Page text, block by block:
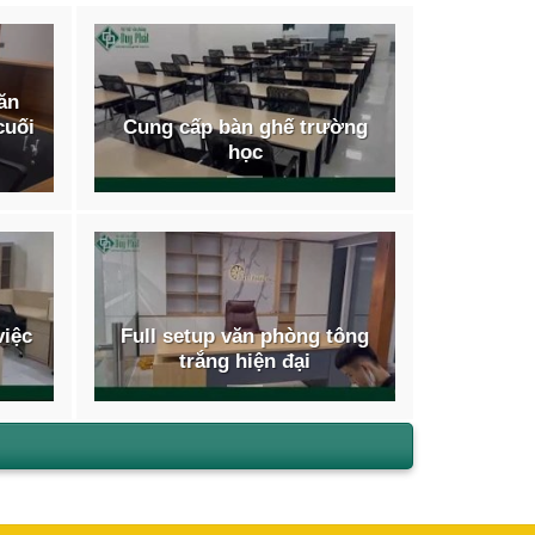
mà bạn dự định đặt tủ. Đồng thời cần ước
Hãy tính toán cẩn thận và xác định rõ số
như gỗ, kim loại, nhựa hay da. Mỗi loại sẽ có
liệu phù hợp với không gian và phong cách
liệu của sản phẩm sao cho đảm bảo chất
Cung cấp bàn ghế trường
học
Full setup văn phòng tông
trắng hiện đại